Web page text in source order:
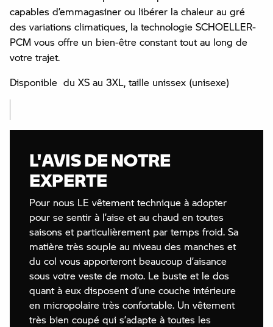
capables d’emmagasiner ou libérer la chaleur au gré
des variations climatiques, la technologie SCHOELLER-
PCM vous offre un bien-être constant tout au long de
votre trajet.
Disponible du XS au 3XL, taille unissex (unisexe)
L'AVIS DE NOTRE
EXPERTE
Pour nous LE vêtement technique à adopter
pour se sentir à l’aise et au chaud en toutes
saisons et particulièrement par temps froid. Sa
matière très souple au niveau des manches et
du col vous apporteront beaucoup d’aisance
sous votre veste de moto. Le buste et le dos
quant à eux disposent d’une couche intérieure
en micropolaire très confortable. Un vêtement
très bien coupé qui s’adapte à toutes les